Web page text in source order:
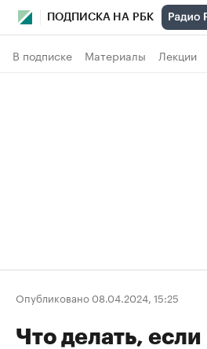
ПОДПИСКА НА РБК
В подписке Материалы Лекции
Опубликовано 08.04.2024, 15:25
Что делать,